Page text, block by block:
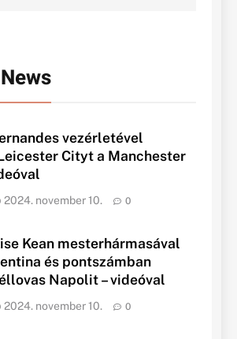
vezérletével
Cityt a Manchester
2024. november 10. 0
Kean mesterhármasával
és pontszámban
Napolit – videóval
2024. november 10. 0